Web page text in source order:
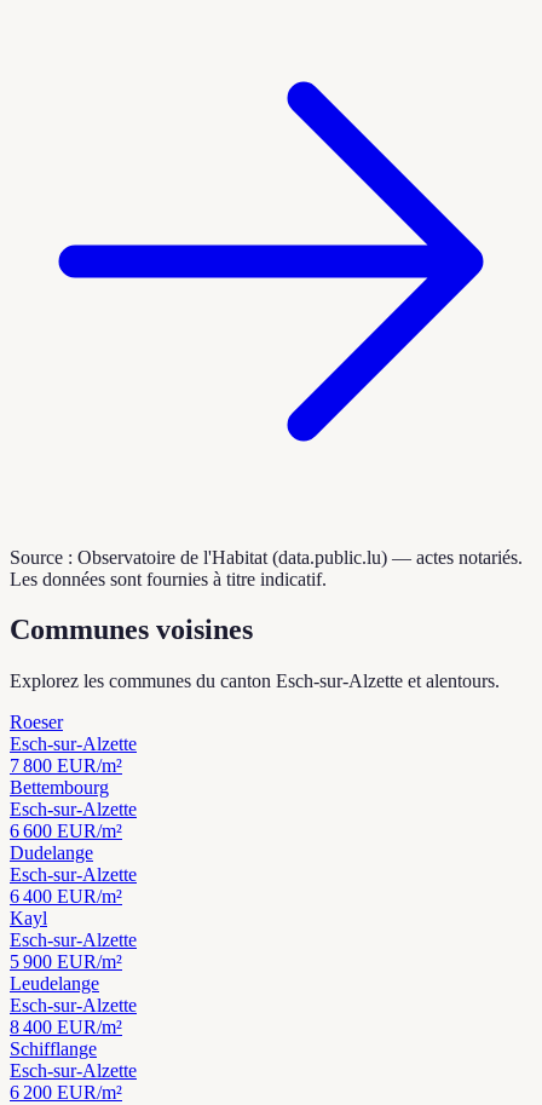
Source : Observatoire de l'Habitat (data.public.lu) — actes notariés.
Les données sont fournies à titre indicatif.
Communes voisines
Explorez les communes du canton Esch-sur-Alzette et alentours.
Roeser
Esch-sur-Alzette
7 800 EUR/m²
Bettembourg
Esch-sur-Alzette
6 600 EUR/m²
Dudelange
Esch-sur-Alzette
6 400 EUR/m²
Kayl
Esch-sur-Alzette
5 900 EUR/m²
Leudelange
Esch-sur-Alzette
8 400 EUR/m²
Schifflange
Esch-sur-Alzette
6 200 EUR/m²